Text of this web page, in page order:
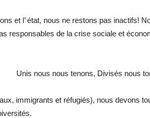
et l’ état, nous ne restons pas inactifs!
responsables de la crise sociale et
Unis nous nous tenons, Divisés nous
immigrants et réfugiés), nous devons